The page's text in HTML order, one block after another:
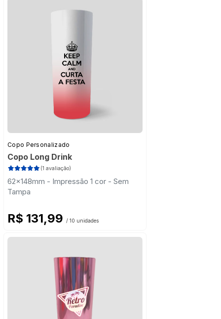
Copo Personalizado
Copo Long Drink
(1 avaliação)
62x148mm - Impressão 1 cor - Sem
Tampa
R$ 131,99 / 10 unidades